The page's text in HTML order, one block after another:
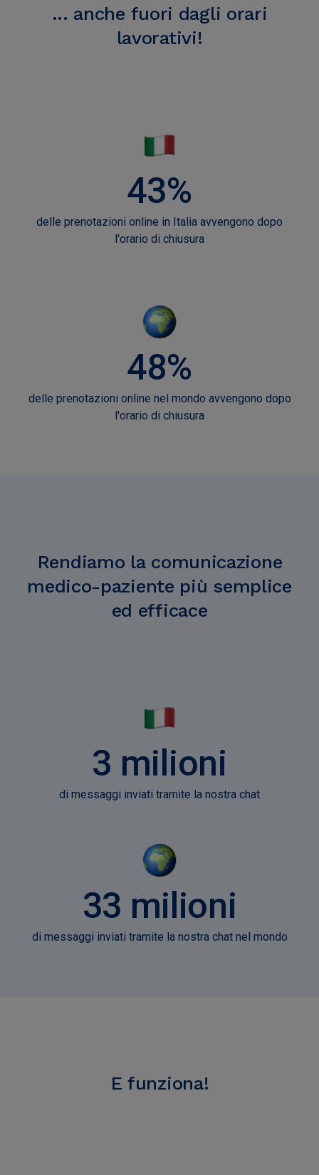
... anche fuori dagli orari
lavorativi!
43%
delle prenotazioni online in Italia avvengono dopo
l'orario di chiusura
48%
delle prenotazioni online nel mondo avvengono dopo
l'orario di chiusura
Rendiamo la comunicazione
medico-paziente più semplice
ed efficace
3 milioni
di messaggi inviati tramite la nostra chat
33 milioni
di messaggi inviati tramite la nostra chat nel mondo
E funziona!